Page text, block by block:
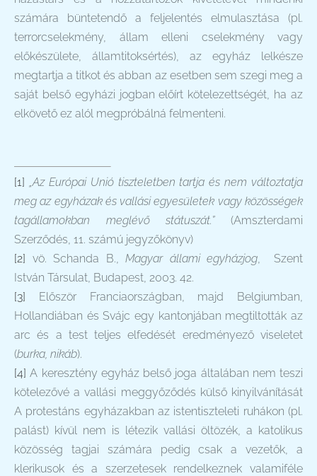
számára büntetendő a feljelentés elmulasztása (pl.
terrorcselekmény, állam elleni cselekmény vagy
előkészülete, államtitoksértés), az egyház lelkésze
megtartja a titkot és abban az esetben sem szegi meg a
saját belső egyházi jogban előírt kötelezettségét, ha az
elkövető ez alól megpróbálná felmenteni.
[1]
„Az Európai Unió tiszteletben tartja és nem változtatja
meg az egyházak és vallási egyesületek vagy közösségek
tagállamokban meglévő státuszát.”(Amszterdami
Szerződés, 11. számú jegyzőkönyv)
[2] vö. Schanda B., Magyar állami egyházjog , Szent
István Társulat, Budapest, 2003. 42.
[3] Először Franciaországban, majd Belgiumban,
Hollandiában és Svájc egy kantonjában megtiltották az
arc és a test teljes elfedését eredményező viseletet
(burka, nikáb).
[4] A keresztény egyház belső joga általában nem teszi
kötelezővé a vallási meggyőződés külső kinyilvánítását
A protestáns egyházakban az istentiszteleti ruhákon (pl.
palást) kívül nem is létezik vallási öltözék, a katolikus
közösség tagjai számára pedig csak a vezetők, a
klerikusok és a szerzetesek rendelkeznek valamiféle